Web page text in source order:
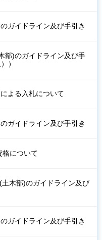
ガイドライン及び手引き
部)のガイドライン及び手
）
よる入札について
ガイドライン及び手引き
格について
木部)のガイドライン及び
ガイドライン及び手引き